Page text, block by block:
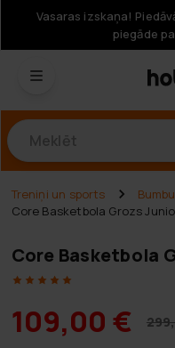
Vasaras izskaņa!
piegāde
Treniņi un sports
Core Basketbola Grozs
Core Basketbola
109,00 €